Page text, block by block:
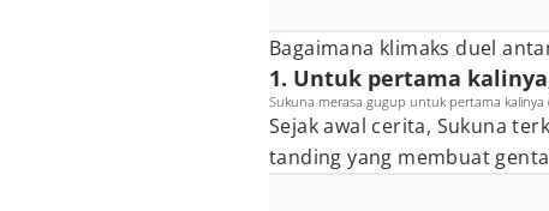
Bagaimana klimaks duel
1. Untuk pertama
Sukuna merasa gugup untuk pertama kalinya
Sejak awal cerita, Sukuna
tanding yang membuat